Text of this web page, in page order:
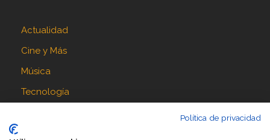
Actualidad
Cine y Más
Música
Tecnología
Síguenos en
Política de privacidad